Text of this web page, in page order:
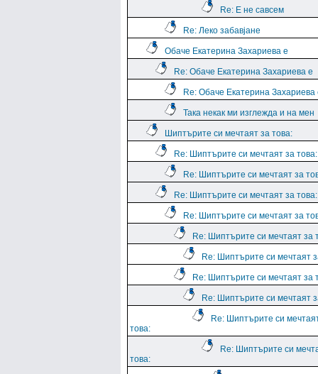
Re: Е не савсем
Re: Леко забавјане
Обаче Екатерина Захариева е
Re: Обаче Екатерина Захариева е
Re: Обаче Екатерина Захариева
Така некак ми изглежда и на мен
Шиптърите си мечтаят за това:
Re: Шиптърите си мечтаят за това:
Re: Шиптърите си мечтаят за
Re: Шиптърите си мечтаят за това:
Re: Шиптърите си мечтаят за
Re: Шиптърите си мечтаят за
Re: Шиптърите си мечтаят
Re: Шиптърите си мечтаят за
Re: Шиптърите си мечтаят
Re: Шиптърите си
това:
Re: Шиптърите си
това: